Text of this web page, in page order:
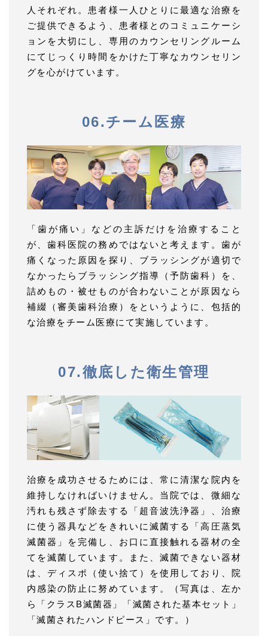
人それぞれ。患者様一人ひとりに最適な治療を
ご提供できるよう、患者様とのコミュニケーシ
ョンを大切にし、専用のカウンセリングルーム
にてじっくり時間をかけた丁寧なカウンセリン
グを心がけています。
06.チーム医療
「歯が痛い」などの主訴だけを治療すること
が、歯科医院の務めではないと考えます。歯が
痛くなった原因を探り、ブラッシングが適切で
なかったらブラッシング指導（予防歯科）を、
詰めもの・被せものが合わないことが原因なら
補綴（審美歯科治療）をというように、包括的
な治療をチーム医療にて実施しています。
07.徹底した衛生管理
治療を成功させるためには、常に清潔な院内を
維持しなければいけません。当院では、微細な
汚れも残さず除去する「超音波洗浄器」、治療
に使う器具などをきれいに滅菌する「高圧蒸気
滅菌器」を完備し、お口に直接触れる器材の全
てを滅菌しています。また、滅菌できない器材
は、ディスポ（使い捨て）を使用しており、院
内感染の防止に努めています。（写真は、左か
ら「クラスB滅菌器」「滅菌された基本セット」
「滅菌されたハンドピース」です。）